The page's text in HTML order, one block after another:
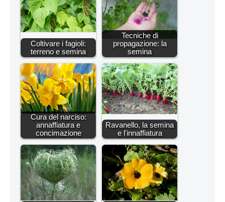
Coltivare i fagioli:
terreno e semina
Tecniche di
propagazione: la
semina
Cura del narciso:
annaffiatura e
concimazione
Ravanello, la semina
e l'innaffiatura